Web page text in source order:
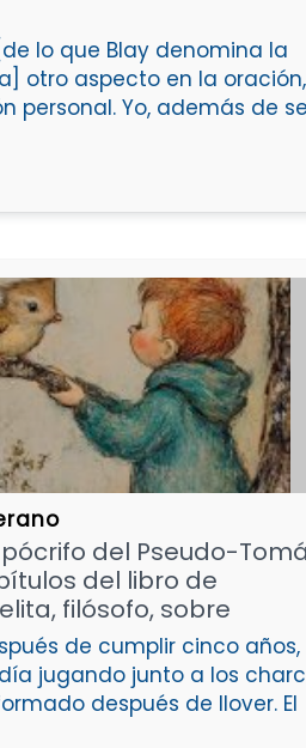
lo que Blay denomina la
otro aspecto en la oración,
personal. Yo, además de
del Pseudo-
del libro de
filósofo, sobre
de cumplir cinco
jugando junto a los
después de llover. El